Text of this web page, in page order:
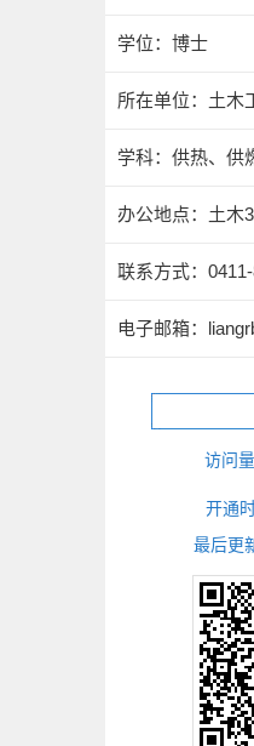
学位：博士
所在单位：土木
学科：供热、供
办公地点：土木
联系方式：
电子邮箱：
访问量
开通
最后更